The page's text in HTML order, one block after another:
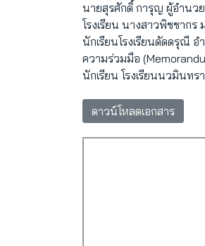
นายสุรศักดิ์ การุญ ผู้อำนว
โรงเรียน นางสาวพิชชาก
นักเรียนโรงเรียนดัดดรุณี
ความร่วมมือ
นักเรียน โรงเรียนนวมินท
ดาวน์โหลดเอกสาร